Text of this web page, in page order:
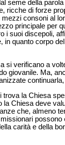
seme della
ricche di forze
consoni al
principale per
i suoi discepoli,
in quanto corpo
si verificano a
giovanile. Ma,
trova la Chiesa
Chiesa deve
che, almeno
carità e della